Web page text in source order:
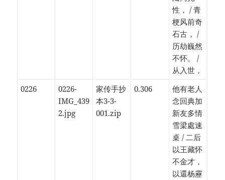
性， / 青
梗风前奇
石古， /
历劫巍然
不怀。 /
从入世，
0226
0226-
IMG_439
2.jpg
家传手抄
本3-3-
001.zip
0.306
他有老人
念回典加
新友多情
雪梁處速
桌 / 二后
以王藏怀
不金才，
以還杨靂